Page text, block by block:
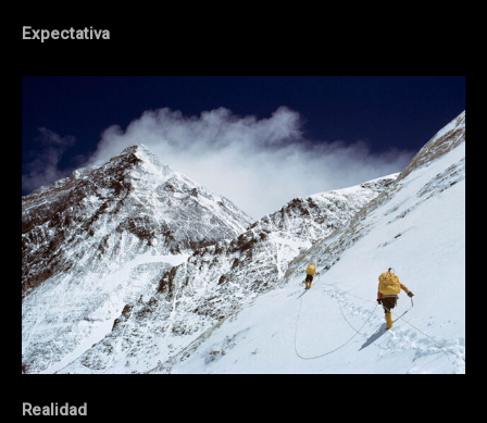
Expectativa
Realidad